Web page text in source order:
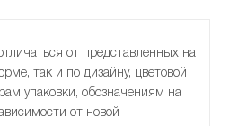
от представленных на
так и по дизайну, цветовой
упаковки, обозначениям на
от новой